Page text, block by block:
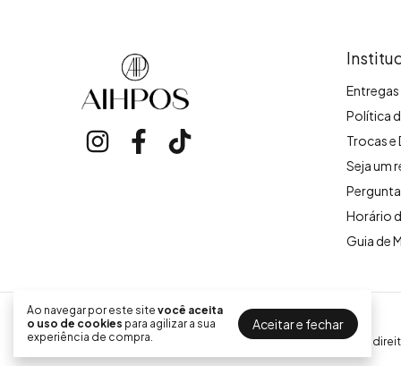
Ao navegar por este site você aceita
o uso de cookies para agilizar a sua
experiência de compra.
Aceitar e fechar
Política
Trocas
Seja um
Horário
Guia de
Aihpos Boutique
©2026. Aihpos Boutique - 31048746000107. Todos os